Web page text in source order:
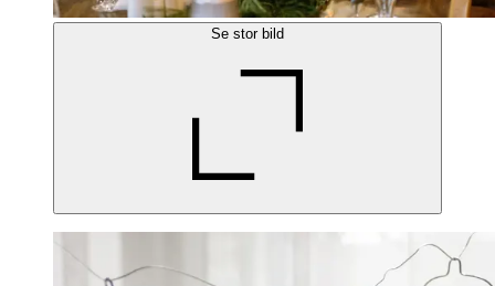
Se stor bild